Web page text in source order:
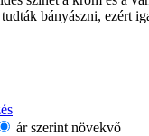
bányászni, ezért
ár szerint növekvő